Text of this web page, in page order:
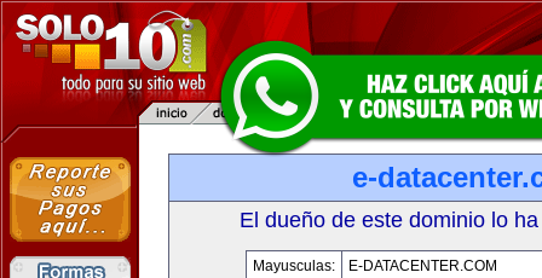
e-
El dueño de este dominio lo
Mayusculas:
E-DATACENTER.COM